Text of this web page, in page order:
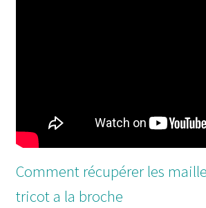
Comment récupérer les
tricot a la broche